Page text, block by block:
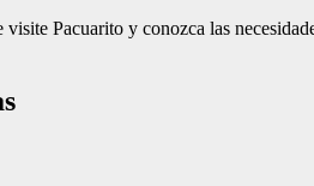
Pacuarito y conozca las